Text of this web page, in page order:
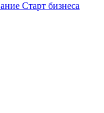
Старт бизнеса